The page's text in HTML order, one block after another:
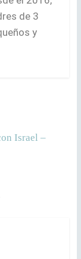
de 3
y
Israel –